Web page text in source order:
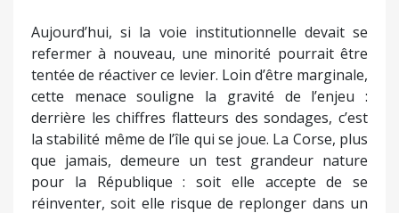
Aujourd’hui, si la voie institutionnelle devait se
refermer à nouveau, une minorité pourrait être
tentée de réactiver ce levier. Loin d’être marginale,
cette menace souligne la gravité de l’enjeu :
derrière les chiffres flatteurs des sondages, c’est
la stabilité même de l’île qui se joue. La Corse, plus
que jamais, demeure un test grandeur nature
pour la République : soit elle accepte de se
réinventer, soit elle risque de replonger dans un